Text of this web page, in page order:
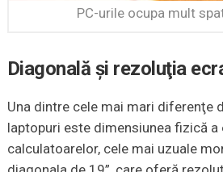
PC-urile ocupa mult
Diagonală şi rezoluţia
Una dintre cele mai mari diferenţe
laptopuri este dimensiunea fizică a
calculatoarelor, cele mai uzuale